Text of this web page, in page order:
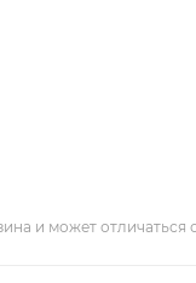
и может отличаться